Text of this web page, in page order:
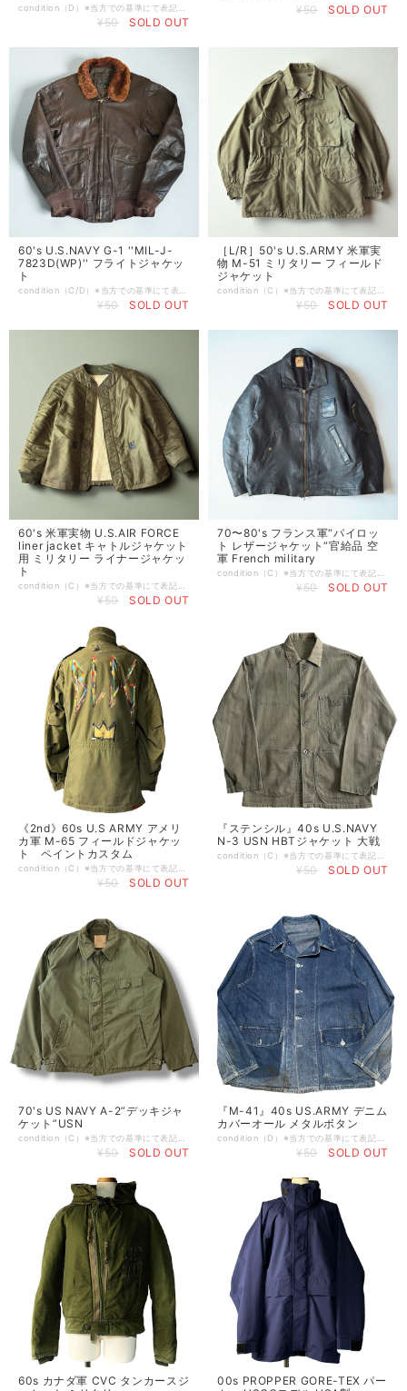
¥50 SOLD OUT
¥50 SOLD OUT
60's U.S.NAVY G-1 ''MIL-J-
7823D(WP)'' フライトジャケッ
ト
¥50 SOLD OUT
［L/R］50's U.S.ARMY 米軍実
物 M-51 ミリタリー フィールド
ジャケット
¥50 SOLD OUT
60's 米軍実物 U.S.AIR FORCE
liner jacket キャトルジャケット
用 ミリタリー ライナージャケッ
ト
¥50 SOLD OUT
70〜80's フランス軍“パイロッ
ト レザージャケット“官給品 空
軍 French military
¥50 SOLD OUT
《2nd》60s U.S ARMY アメリ
カ軍 M-65 フィールドジャケッ
ト ペイントカスタム
¥50 SOLD OUT
『ステンシル』40s U.S.NAVY
N-3 USN HBTジャケット 大戦
¥50 SOLD OUT
70's US NAVY A-2”デッキジャ
ケット”USN
¥50 SOLD OUT
『M-41』40s US.ARMY デニム
カバーオール メタルボタン
¥50 SOLD OUT
60s カナダ軍 CVC タンカースジ
00s PROPPER GORE-TEX パー